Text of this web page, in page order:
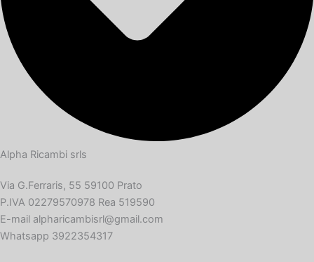
Alpha Ricambi srls
Via G.Ferraris, 55 59100 Prato
P.IVA 02279570978 Rea 519590
E-mail alpharicambisrl@gmail.com
Whatsapp 3922354317